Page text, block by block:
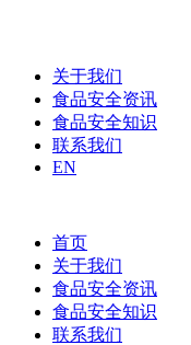
关于我们
食品安全资讯
食品安全知识
联系我们
EN
首页
关于我们
食品安全资讯
食品安全知识
联系我们